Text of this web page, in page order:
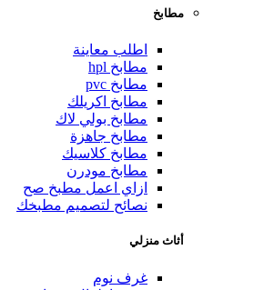
مطابخ
اطلب معاينة
مطابخ hpl
مطابخ pvc
مطابخ اكريلك
مطابخ بولي لاك
مطابخ جاهزة
مطابخ كلاسيك
مطابخ مودرن
ازاي اعمل مطبخ صح
نصائح لتصميم مطبخك
أثاث منزلي
غرف نوم